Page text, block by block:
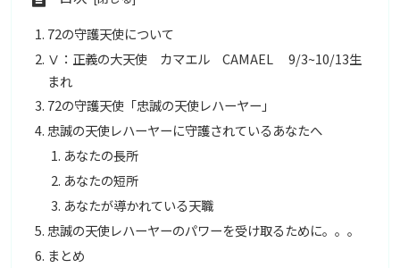
72の守護天使について
Ⅴ：正義の大天使 カマエル CAMAEL 9/3~10/13生
まれ
72の守護天使「忠誠の天使レハーヤー」
忠誠の天使レハーヤーに守護されているあなたへ
あなたの長所
あなたの短所
あなたが導かれている天職
忠誠の天使レハーヤーのパワーを受け取るために。。。
まとめ